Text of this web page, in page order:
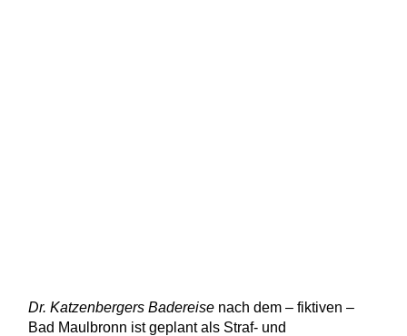
Dr. Katzenbergers Badereise nach dem – fiktiven –
Bad Maulbronn ist geplant als Straf- und